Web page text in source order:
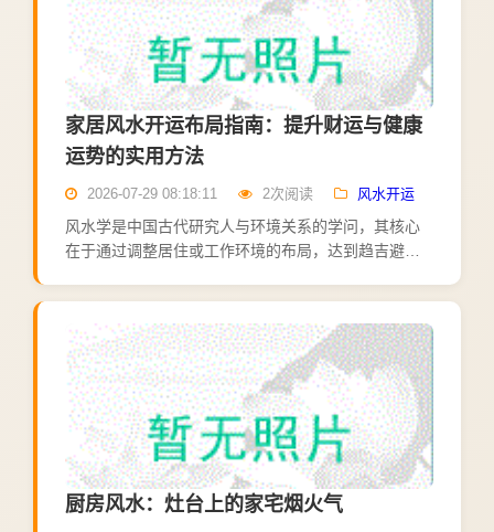
家居风水开运布局指南：提升财运与健康
运势的实用方法
2026-07-29 08:18:11 2次阅读 风水开运
风水学是中国古代研究人与环境关系的学问，其核心
在于通过调整居住或工作环境的布局，达到趋吉避
善室内气场，提升居住者的整体运势。财位布局开运
法。 住宅的财位通...
厨房风水：灶台上的家宅烟火气